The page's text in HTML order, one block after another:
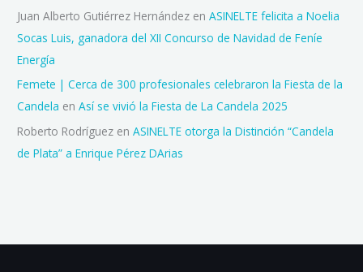
Juan Alberto Gutiérrez Hernández enASINELTE felicita a Noelia
Socas Luis, ganadora del XII Concurso de Navidad de Feníe
Energía
Femete | Cerca de 300 profesionales celebraron la Fiesta de la
Candela enAsí se vivió la Fiesta de La Candela 2025
Roberto Rodríguez enASINELTE otorga la Distinción “Candela
de Plata” a Enrique Pérez DArias